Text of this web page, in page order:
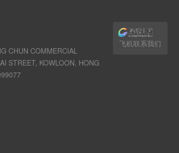
CHUN COMMERCIAL
STREET, KOWLOON, HONG
飞机联系我们